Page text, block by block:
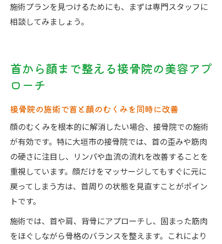
施術プランを見つけるためにも、まずは専門スタッフに
相談してみましょう。
首から顔まで整える接骨院の美容アプ
ローチ
接骨院の施術で首と顔のむくみを同時に改善
顔のむくみを根本的に解消したい場合、接骨院での施術
が有効です。特に大垣市の接骨院では、首の歪みや筋肉
の硬さに注目し、リンパや血流の流れを改善することを
重視しています。顔だけをマッサージしてもすぐに元に
戻ってしまう方は、首周りの状態を見直すことがポイン
トです。
施術では、首や肩、背骨にアプローチし、固まった筋肉
をほぐしながら骨格のバランスを整えます。これにより